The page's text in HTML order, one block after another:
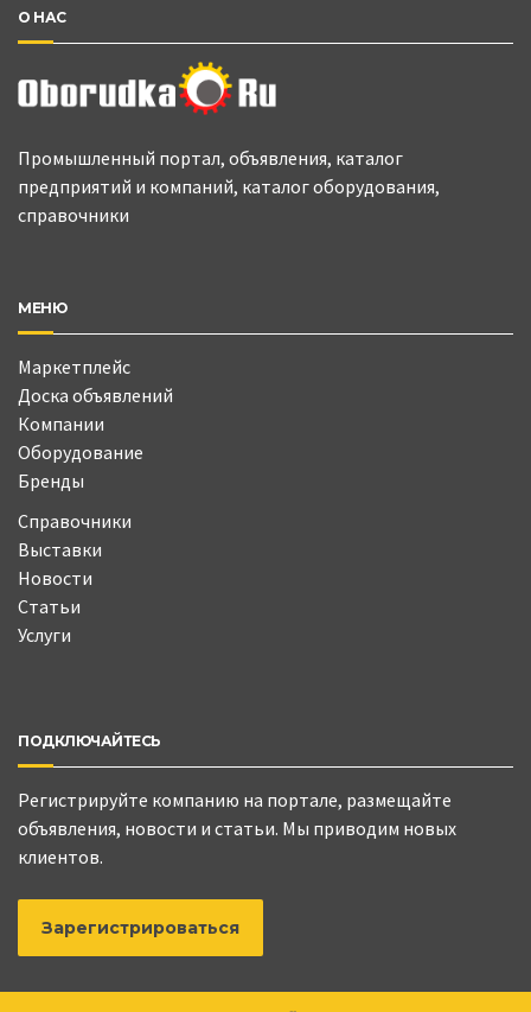
О НАС
Промышленный портал, объявления, каталог
предприятий и компаний, каталог оборудования,
справочники
МЕНЮ
Маркетплейс
Доска объявлений
Компании
Оборудование
Бренды
Справочники
Выставки
Новости
Статьи
Услуги
ПОДКЛЮЧАЙТЕСЬ
Регистрируйте компанию на портале, размещайте
объявления, новости и статьи. Мы приводим новых
клиентов.
Зарегистрироваться